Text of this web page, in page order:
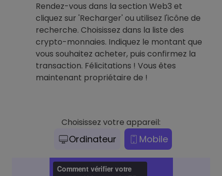
Rendez-vous dans la section Web3 et
cliquez sur 'Recharger' ou utilisez l'icône de
recherche. Choisissez dans la liste des
crypto-monnaies. Indiquez le montant que
vous souhaitez acheter, puis confirmez la
transaction. Félicitations ! Vous êtes
maintenant propriétaire de !
Choisissez votre appareil:
Ordinateur Mobile